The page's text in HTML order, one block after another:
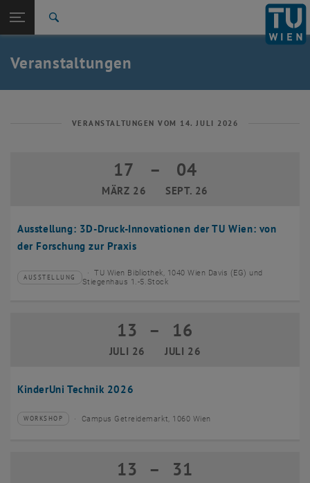
TU Login
Quicklinks
Quicklinks-Menü umschalten
Studium
Karriere
Zurück: Subseiten von Aktuelles auflisten
Aktuelles
Veranstaltungen
VERANSTALTUNGEN VOM 14. JULI 2026
Ausstellung: 3D-Druck-Innovationen der TU Wien: von
der Forschung zur Praxis
17
MÄRZ 26
17 März 2026 bis 04 September 2026
– 04
SEPT. 26
Veranstaltungstyp:
AUSSTELLUNG
Veranstaltungsort:
TU Wien Bibliothek, 1040 Wien Davis (EG) und
Stiegenhaus 1.-5.Stock
KinderUni Technik 2026
13
JULI 26
13 Juli 2026 bis 16 Juli 2026
– 16
JULI 26
Veranstaltungstyp:
WORKSHOP
Veranstaltungsort:Campus Getreidemarkt, 1060 Wien
13 13 Juli 2026 bis 31 Juli 2026
– 31